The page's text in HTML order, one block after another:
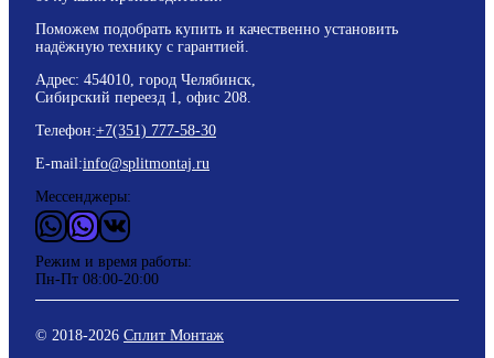
Поможем подобрать купить и качественно установить
надёжную технику с гарантией.
Адрес: 454010, город Челябинск,
Сибирский переезд 1, офис 208.
Телефон:+7(351) 777-58-30
E-mail:info@splitmontaj.ru
Мессенджеры:
WhatsApp
ViderВКонтакте
Режим и время работы:
Пн-Пт 08:00-20:00
© 2018-2026 Сплит Монтаж